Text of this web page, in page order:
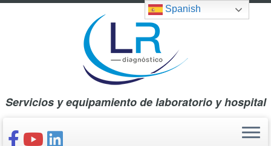
Saltar
Servicios y equipamiento de laboratorio y hospital
Spanish